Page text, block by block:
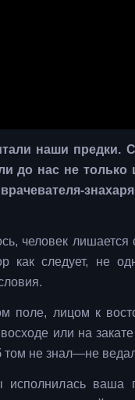
наши предки.
до нас не
человек лишается
как следует, не
поле, лицом к
или на
том не знал—не
исполнилась